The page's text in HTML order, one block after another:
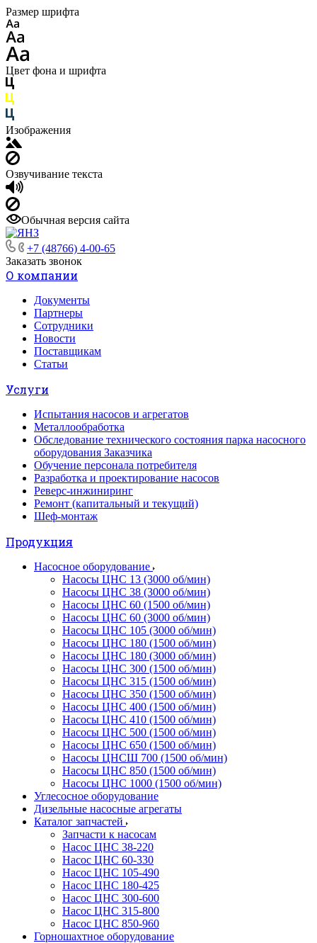
Размер шрифта
Цвет фона и шрифта
Изображения
Озвучивание текста
Обычная версия сайта
+7 (48766) 4-00-65
Заказать звонок
О компании
Документы
Партнеры
Сотрудники
Новости
Поставщикам
Статьи
Услуги
Испытания насосов и агрегатов
Металлообработка
Обследование технического состояния парка насосного
оборудования Заказчика
Обучение персонала потребителя
Разработка и проектирование насосов
Реверс-инжиниринг
Ремонт (капитальный и текущий)
Шеф-монтаж
Продукция
Насосное оборудование
Насосы ЦНС 13 (3000 об/мин)
Насосы ЦНС 38 (3000 об/мин)
Насосы ЦНС 60 (1500 об/мин)
Насосы ЦНС 60 (3000 об/мин)
Насосы ЦНС 105 (3000 об/мин)
Насосы ЦНС 180 (1500 об/мин)
Насосы ЦНС 180 (3000 об/мин)
Насосы ЦНС 300 (1500 об/мин)
Насосы ЦНС 315 (1500 об/мин)
Насосы ЦНС 350 (1500 об/мин)
Насосы ЦНС 400 (1500 об/мин)
Насосы ЦНС 410 (1500 об/мин)
Насосы ЦНС 500 (1500 об/мин)
Насосы ЦНС 650 (1500 об/мин)
Насосы ЦНСШ 700 (1500 об/мин)
Насосы ЦНС 850 (1500 об/мин)
Насосы ЦНС 1000 (1500 об/мин)
Углесосное оборудование
Дизельные насосные агрегаты
Каталог запчастей
Запчасти к насосам
Насос ЦНС 38-220
Насос ЦНС 60-330
Насос ЦНС 105-490
Насос ЦНС 180-425
Насос ЦНС 300-600
Насос ЦНС 315-800
Насос ЦНС 850-960
Горношахтное оборудование